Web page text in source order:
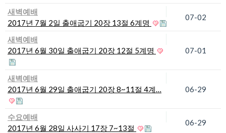
새벽예배
2017년 7월 2일 출애굽기 20장 13절 6계명
07-02
새벽예배
2017년 6월 30일 출애굽기 20장 12절 5계명
07-01
새벽예배
2017년 6월 29일 출애굽기 20장 8~11절 4계…
06-29
수요예배
2017년 6월 28일 사사기 17장 7~13절
06-29